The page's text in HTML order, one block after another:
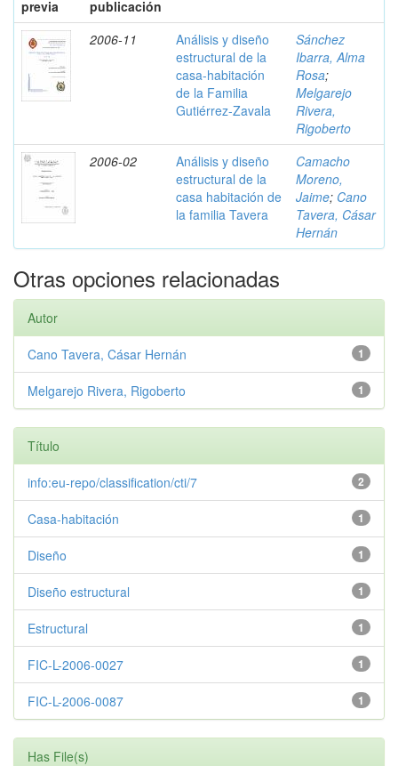
previa
publicación
2006-11
Análisis y diseño
estructural de la
casa-habitación
de la Familia
Gutiérrez-Zavala
Sánchez
Ibarra, Alma
Rosa;
Melgarejo
Rivera,
Rigoberto
2006-02
Análisis y diseño
estructural de la
casa habitación de
la familia Tavera
Camacho
Moreno,
Jaime; Cano
Tavera, Cásar
Hernán
Otras opciones relacionadas
Autor
1
Cano Tavera, Cásar Hernán
1
Melgarejo Rivera, Rigoberto
Título
2
info:eu-repo/classification/cti/7
1
Casa-habitación
1
Diseño
1
Diseño estructural
1
Estructural
1
FIC-L-2006-0027
1
FIC-L-2006-0087
Has File(s)